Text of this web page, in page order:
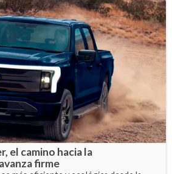
el camino hacia la
firme